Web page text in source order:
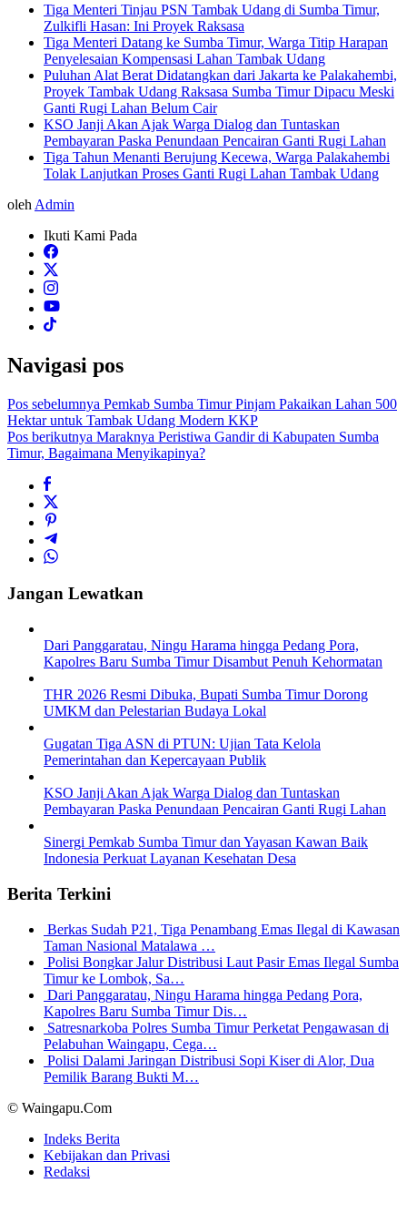
Tiga Menteri Tinjau PSN Tambak Udang di Sumba Timur,
Zulkifli Hasan: Ini Proyek Raksasa
Tiga Menteri Datang ke Sumba Timur, Warga Titip Harapan
Penyelesaian Kompensasi Lahan Tambak Udang
Puluhan Alat Berat Didatangkan dari Jakarta ke Palakahembi,
Proyek Tambak Udang Raksasa Sumba Timur Dipacu Meski
Ganti Rugi Lahan Belum Cair
KSO Janji Akan Ajak Warga Dialog dan Tuntaskan
Pembayaran Paska Penundaan Pencairan Ganti Rugi Lahan
Tiga Tahun Menanti Berujung Kecewa, Warga Palakahembi
Tolak Lanjutkan Proses Ganti Rugi Lahan Tambak Udang
oleh Admin
Ikuti Kami Pada
Navigasi pos
Pos sebelumnya Pemkab Sumba Timur Pinjam Pakaikan Lahan 500
Hektar untuk Tambak Udang Modern KKP
Pos berikutnya Maraknya Peristiwa Gandir di Kabupaten Sumba
Timur, Bagaimana Menyikapinya?
Jangan Lewatkan
Dari Panggaratau, Ningu Harama hingga Pedang Pora,
Kapolres Baru Sumba Timur Disambut Penuh Kehormatan
THR 2026 Resmi Dibuka, Bupati Sumba Timur Dorong
UMKM dan Pelestarian Budaya Lokal
Gugatan Tiga ASN di PTUN: Ujian Tata Kelola
Pemerintahan dan Kepercayaan Publik
KSO Janji Akan Ajak Warga Dialog dan Tuntaskan
Pembayaran Paska Penundaan Pencairan Ganti Rugi Lahan
Sinergi Pemkab Sumba Timur dan Yayasan Kawan Baik
Indonesia Perkuat Layanan Kesehatan Desa
Berita Terkini
Berkas Sudah P21, Tiga Penambang Emas Ilegal di Kawasan
Taman Nasional Matalawa …
Polisi Bongkar Jalur Distribusi Laut Pasir Emas Ilegal Sumba
Timur ke Lombok, Sa…
Dari Panggaratau, Ningu Harama hingga Pedang Pora,
Kapolres Baru Sumba Timur Dis…
Satresnarkoba Polres Sumba Timur Perketat Pengawasan di
Pelabuhan Waingapu, Cega…
Polisi Dalami Jaringan Distribusi Sopi Kiser di Alor, Dua
Pemilik Barang Bukti M…
© Waingapu.Com
Indeks Berita
Kebijakan dan Privasi
Redaksi